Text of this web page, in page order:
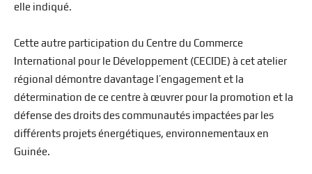
elle indiqué.
Cette autre participation du Centre du Commerce
International pour le Développement (CECIDE) à cet atelier
régional démontre davantage l’engagement et la
détermination de ce centre à œuvrer pour la promotion et la
défense des droits des communautés impactées par les
différents projets énergétiques, environnementaux en
Guinée.